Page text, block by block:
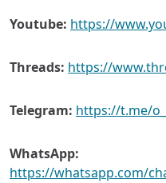
Youtube: https://
Threads: https://
Telegram: https://t.me/
WhatsApp:
https://whatsapp.com/